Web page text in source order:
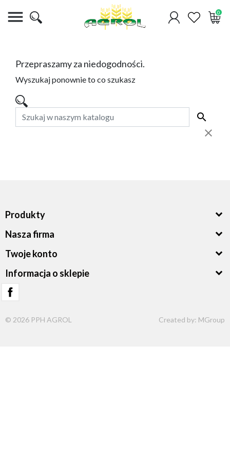
 0
Przepraszamy za niedogodności.
Wyszukaj ponownie to co szukasz
Produkty
Nasza firma
Twoje konto
Informacja o sklepie
© 2026 PPH AGROL Created by: MGroup